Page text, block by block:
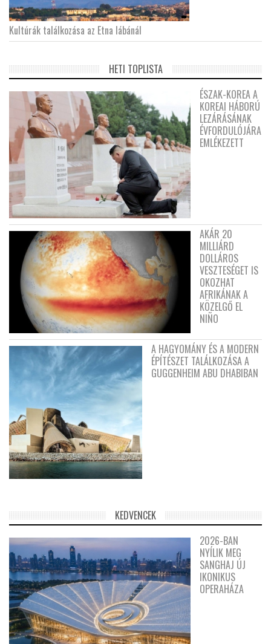
Kultúrák találkozása az Etna lábánál
HETI TOPLISTA
ÉSZAK-KOREA A
KOREAI HÁBORÚ
LEZÁRÁSÁNAK
ÉVFORDULÓJÁRA
EMLÉKEZETT
AKÁR 20
MILLIÁRD
DOLLÁROS
VESZTESÉGET IS
OKOZHAT
AFRIKÁNAK A
KÖZELGŐ EL
NIÑO
A HAGYOMÁNY ÉS A MODERN
ÉPÍTÉSZET TALÁLKOZÁSA A
GUGGENHEIM ABU DHABIBAN
KEDVENCEK
2026-BAN
NYÍLIK MEG
SANGHAJ ÚJ
IKONIKUS
OPERAHÁZA